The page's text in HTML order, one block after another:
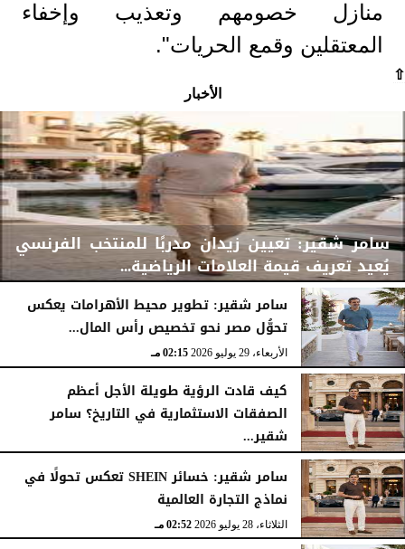
منازل خصومهم وتعذيب وإخفاء
المعتقلين وقمع الحريات".
⇧
الأخبار
سامر شقير: تعيين زيدان مدربًا للمنتخب الفرنسي
يُعيد تعريف قيمة العلامات الرياضية...
الأربعاء، 29 يوليو 2026 02:25 مـ
سامر شقير: تطوير محيط الأهرامات يعكس
تحوُّل مصر نحو تخصيص رأس المال...
الأربعاء، 29 يوليو 2026 02:15 مـ
كيف قادت الرؤية طويلة الأجل أعظم
الصفقات الاستثمارية في التاريخ؟ سامر
شقير...
الثلاثاء، 28 يوليو 2026 03:49 مـ
سامر شقير: خسائر SHEIN تعكس تحولًا في
نماذج التجارة العالمية
الثلاثاء، 28 يوليو 2026 02:52 مـ